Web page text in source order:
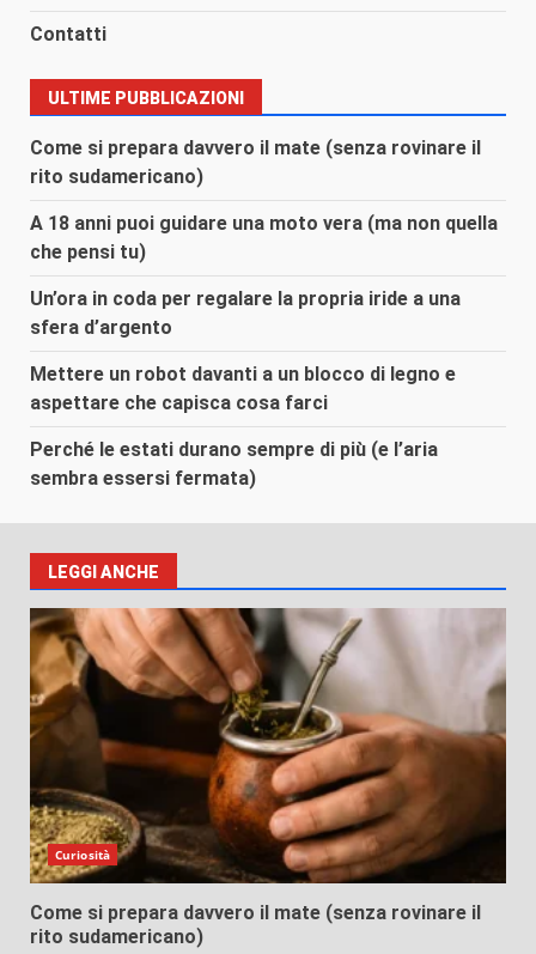
Contatti
ULTIME PUBBLICAZIONI
Come si prepara davvero il mate (senza rovinare il
rito sudamericano)
A 18 anni puoi guidare una moto vera (ma non quella
che pensi tu)
Un’ora in coda per regalare la propria iride a una
sfera d’argento
Mettere un robot davanti a un blocco di legno e
aspettare che capisca cosa farci
Perché le estati durano sempre di più (e l’aria
sembra essersi fermata)
LEGGI ANCHE
Curiosità
Come si prepara davvero il mate (senza rovinare il
rito sudamericano)